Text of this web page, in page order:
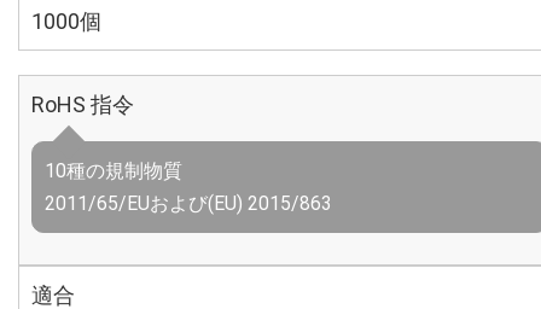
1000個
RoHS 指令
10種の規制物質
2011/65/EUおよび(EU) 2015/863
適合